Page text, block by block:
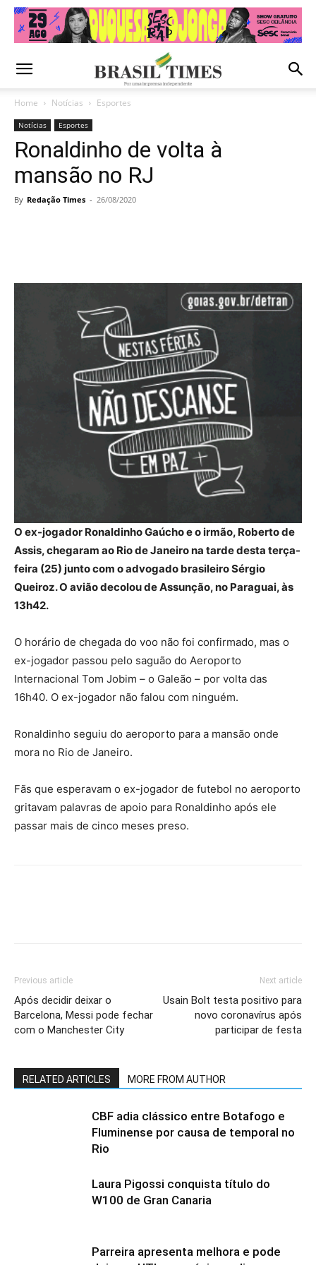
Home Notícias Esportes
Notícias Esportes
Ronaldinho de volta à
mansão no RJ
By Redação Times - 26/08/2020
O ex-jogador Ronaldinho Gaúcho e o irmão, Roberto de
Assis, chegaram ao Rio de Janeiro na tarde desta terça-
feira (25) junto com o advogado brasileiro Sérgio
Queiroz. O avião decolou de Assunção, no Paraguai, às
13h42.
O horário de chegada do voo não foi confirmado, mas o
ex-jogador passou pelo saguão do Aeroporto
Internacional Tom Jobim – o Galeão – por volta das
16h40. O ex-jogador não falou com ninguém.
Ronaldinho seguiu do aeroporto para a mansão onde
mora no Rio de Janeiro.
Fãs que esperavam o ex-jogador de futebol no aeroporto
gritavam palavras de apoio para Ronaldinho após ele
passar mais de cinco meses preso.
Previous article
Após decidir deixar o
Barcelona, Messi pode fechar
com o Manchester City
Next article
Usain Bolt testa positivo para
novo coronavírus após
participar de festa
RELATED ARTICLES MORE FROM AUTHOR
CBF adia clássico entre Botafogo e
Fluminense por causa de temporal no
Rio
Laura Pigossi conquista título do
W100 de Gran Canaria
Parreira apresenta melhora e pode